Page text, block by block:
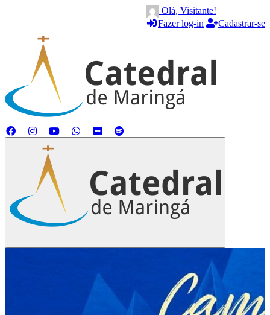
Olá, Visitante!
Fazer log-in
Cadastrar-se